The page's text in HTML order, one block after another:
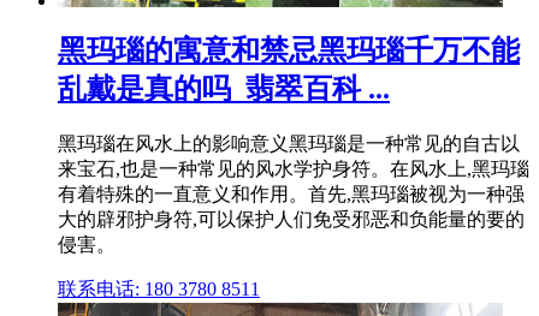
黑玛瑙的寓意和禁忌黑玛瑙千万不能
乱戴是真的吗_翡翠百科 ...
黑玛瑙在风水上的影响意义黑玛瑙是一种常见的自古以
来宝石,也是一种常见的风水学护身符。在风水上,黑玛瑙
有着特殊的一直意义和作用。首先,黑玛瑙被视为一种强
大的辟邪护身符,可以保护人们免受邪恶和负能量的要的
侵害。
联系电话: 180 3780 8511